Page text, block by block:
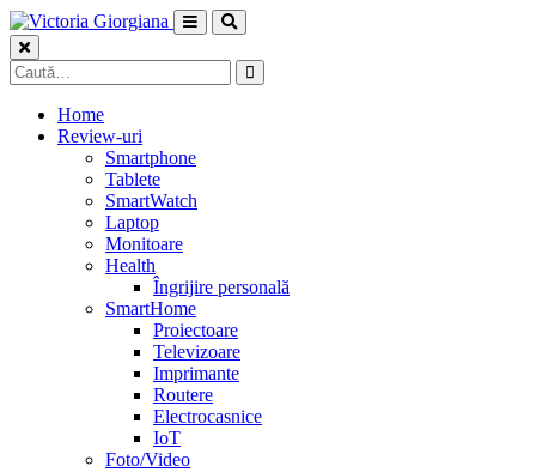
Skip
to
content
Caută
după:
Home
Review-uri
Smartphone
Tablete
SmartWatch
Laptop
Monitoare
Health
Îngrijire personală
SmartHome
Proiectoare
Televizoare
Imprimante
Routere
Electrocasnice
IoT
Foto/Video